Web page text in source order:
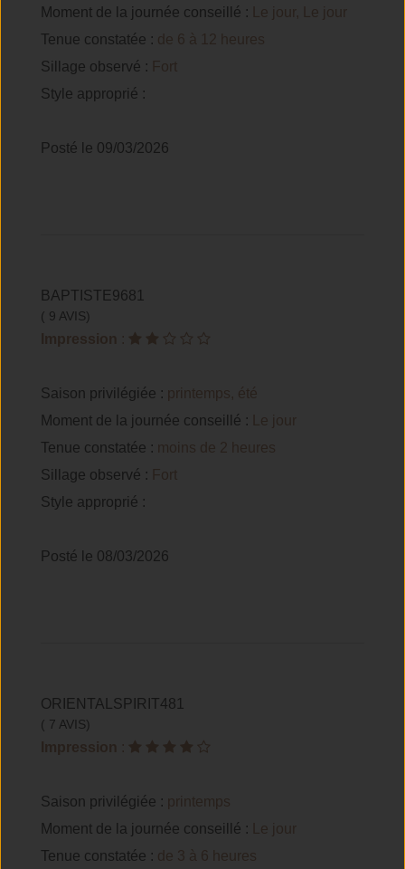
Moment de la journée conseillé :
Le jour, Le jour
Tenue constatée : de 6 à 12 heures
Sillage observé : Fort
Style approprié :
Posté le 09/03/2026
BAPTISTE9681
( 9 AVIS)
Impression :
Saison privilégiée : printemps, été
Moment de la journée conseillé :
Le jour
Tenue constatée :
moins de 2 heures
Sillage observé : Fort
Style approprié :
Posté le 08/03/2026
ORIENTALSPIRIT481
( 7 AVIS)
Impression :
Saison privilégiée : printemps
Moment de la journée conseillé :
Le jour
Tenue constatée : de 3 à 6 heures